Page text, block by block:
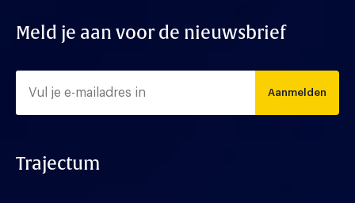
Meld je aan voor de nieuwsbrief
Aanmelden
Trajectum